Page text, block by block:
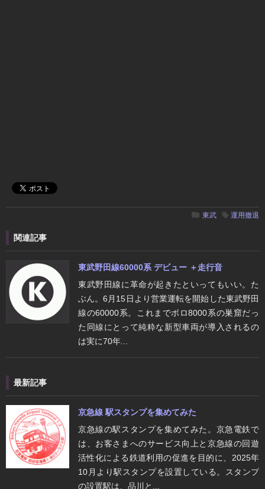
東武 運用撤退
関連記事
東武野田線60000系 デビュー ＋走行音
東武野田線に革命が起きたといってもいい。た
ぶん。6月15日より営業運転を開始した東武野田
線の60000系。これまでボロ8000系の巣窟だっ
た同線にとって純粋な新型車両が導入されるの
は実に70年...
最新記事
京急線 駅スタンプを集めてみた
京急線の駅スタンプを集めてみた。京急電鉄で
は、お客さまへのサービス向上と京急線の回遊
活性化による鉄道利用の促進を目的に、2025年
10月より駅スタンプを設置している。スタンプ
の設置駅は、品川と...